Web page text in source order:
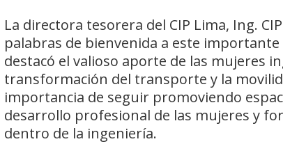
La directora tesorera del CIP Lima, Ing.
palabras de bienvenida a este
destacó el valioso aporte de las mujeres
transformación del transporte y la
importancia de seguir promoviendo
desarrollo profesional de las mujeres y
dentro de la ingeniería.